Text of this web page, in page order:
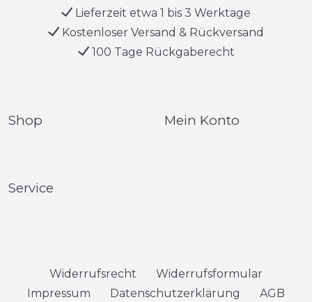
Lieferzeit etwa 1 bis 3 Werktage
Kostenloser Versand & Rückversand
100 Tage Rückgaberecht
Shop Mein Konto
Service
Widerrufs­recht
Widerrufs­formular
Impressum
Daten­schutz­erklärung AGB